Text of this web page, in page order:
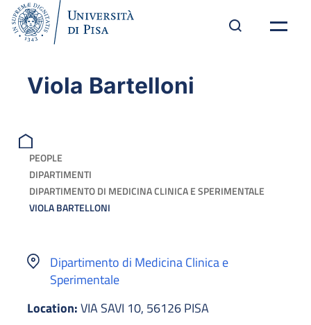
Viola Bartelloni
PEOPLE
DIPARTIMENTI
DIPARTIMENTO DI MEDICINA CLINICA E SPERIMENTALE
VIOLA BARTELLONI
Dipartimento di Medicina Clinica e
Sperimentale
Location:VIA SAVI 10, 56126 PISA